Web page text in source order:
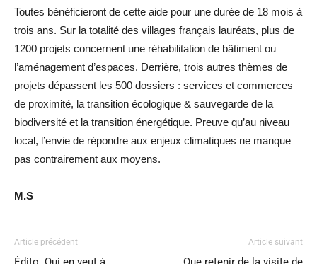
Toutes bénéficieront de cette aide pour une durée de 18 mois à
trois ans. Sur la totalité des villages français lauréats, plus de
1200 projets concernent une réhabilitation de bâtiment ou
l’aménagement d’espaces. Derrière, trois autres thèmes de
projets dépassent les 500 dossiers : services et commerces
de proximité, la transition écologique & sauvegarde de la
biodiversité et la transition énergétique. Preuve qu’au niveau
local, l’envie de répondre aux enjeux climatiques ne manque
pas contrairement aux moyens.
M.S
Article précédent Article suivant